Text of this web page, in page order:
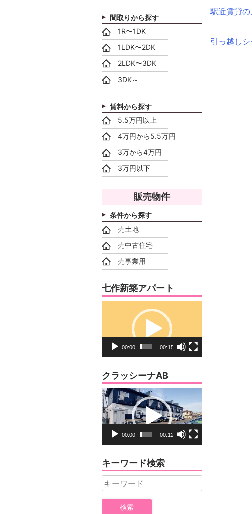
駅近賃貸
引っ越し
間取りから探す
1R〜1DK
1LDK〜2DK
2LDK〜3DK
3DK～
賃料から探す
5.5万円以上
4万円から5.5万円
3万から4万円
3万円以下
販売物件
条件から探す
売土地
売中古住宅
売事業用
七作新築アパート
ー
00:00 00:15
クラッシーナAB
動
画
プ
ー
00:00 00:12
キーワード検索
Search
for: